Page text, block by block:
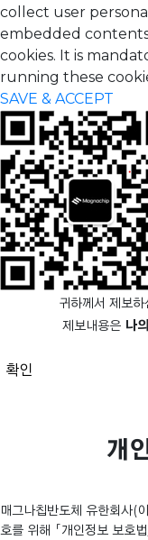
collect user
embedded
cookies. It is
running these
SAVE & ACCEPT
귀하께서 제보
제보내용은 나
확인
개
매그나칩반도체 유한회사(
호를 위해 「개인정보 보호